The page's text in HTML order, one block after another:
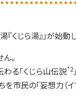
くじら湯』」が始動
。
わる「くじら山伝説*2
市民の「妄想力（